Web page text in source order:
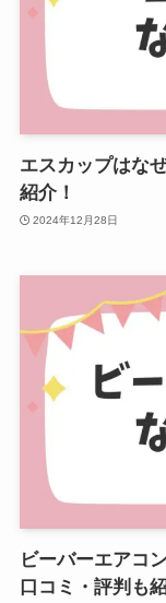
エスカップはな
紹介！
2024年12月28日
ビーバーエアコ
口コミ・評判も